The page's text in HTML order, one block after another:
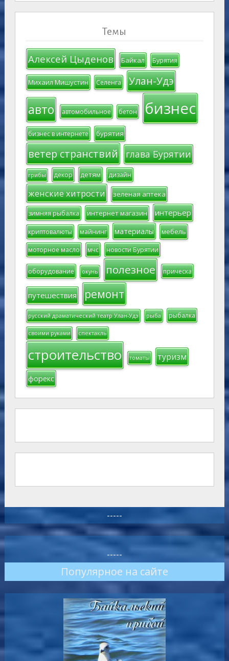
Темы
Алексей Цыденов Байкал Бурятия
Михаил Мишустин Селенга Улан-Удэ
авто автомобильное бетон бизнес
бизнес в интернете бурятия
ветер странствий глава Бурятии
грибы декор детям дизайн
женские хитрости зеленая аптека
зимняя рыбалка интернет магазин интерьер
криптовалюты майнинг материалы мебель
моторное масло мчс новости Бурятии
оборудование окунь полезное прическа
путешествия ремонт
русский драматический театр Улан-Удэ рыба рыбалка
своими руками спектакль
строительство томаты туризм
форекс
-----
-----
Популярное на сайте